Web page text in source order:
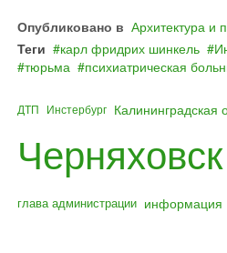
Опубликовано в Архитектура и
Теги
карл фридрих шинкель
тюрьма
психиатрическая
ДТП Инстербург Калининградская
Черняховск
глава администрации информация